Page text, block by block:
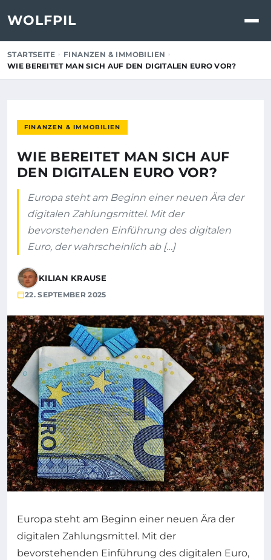
WOLFPIL
STARTSEITE
FINANZEN & IMMOBILIEN
WIE BEREITET MAN SICH AUF DEN DIGITALEN EURO VOR?
FINANZEN & IMMOBILIEN
WIE BEREITET MAN SICH AUF
DEN DIGITALEN EURO VOR?
Europa steht am Beginn einer neuen Ära der
digitalen Zahlungsmittel. Mit der
bevorstehenden Einführung des digitalen
Euro, der wahrscheinlich ab […]
KILIAN KRAUSE
22. SEPTEMBER 2025
Europa steht am Beginn einer neuen Ära der
digitalen Zahlungsmittel. Mit der
bevorstehenden Einführung des digitalen Euro,